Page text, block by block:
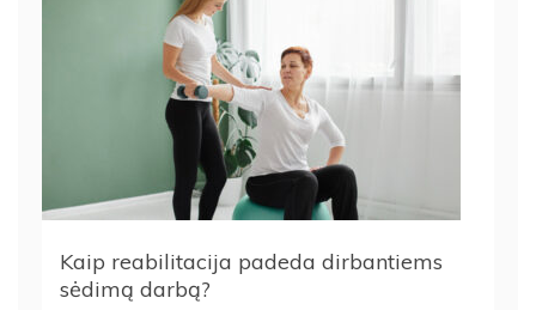
Kaip reabilitacija padeda dirbantiems
sėdimą darbą?